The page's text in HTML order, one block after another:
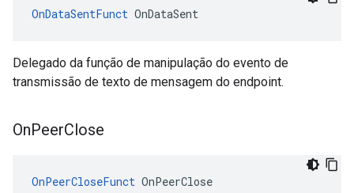
OnDataSentFunct OnDataSent
Delegado da função de manipulação do evento de
transmissão de texto de mensagem do endpoint.
OnPeerClose
OnPeerCloseFunct OnPeerClose